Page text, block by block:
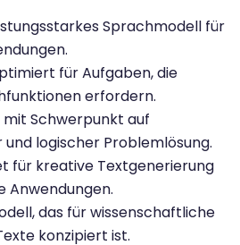
Sprachmodell für
für Aufgaben, die
erfordern.
mit Schwerpunkt auf
logischer Problemlösung.
für kreative Textgenerierung
Anwendungen.
das für wissenschaftliche
konzipiert ist.